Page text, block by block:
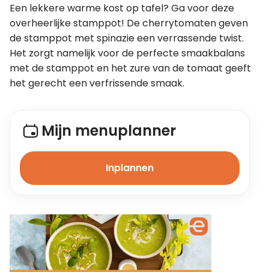
Een lekkere warme kost op tafel? Ga voor deze
overheerlijke stamppot! De cherrytomaten geven
de stamppot met spinazie een verrassende twist.
Het zorgt namelijk voor de perfecte smaakbalans
met de stamppot en het zure van de tomaat geeft
het gerecht een verfrissende smaak.
Mijn menuplanner
Inplannen